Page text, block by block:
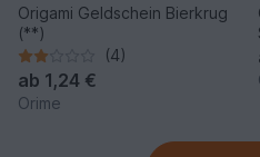
Origami Geldschein Bierkrug
(**)
(4)
ab 1,24 €
Orime